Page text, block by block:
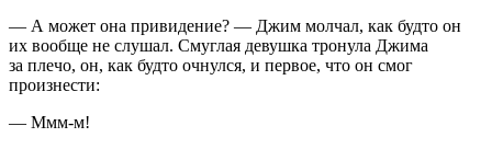
— А может она привидение? — Джим молчал, как будто он
их вообще не слушал. Смуглая девушка тронула Джима
за плечо, он, как будто очнулся, и первое, что он смог
произнести:
— Ммм-м!